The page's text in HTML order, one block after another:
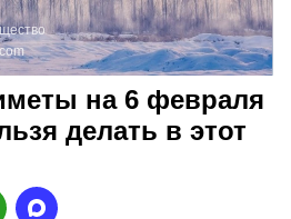
на 6 февраля
делать в этот